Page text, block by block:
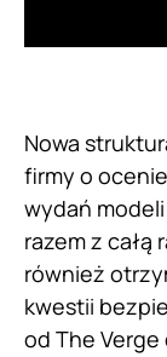
Nowa
firmy o
wydań
razem z całą
również
kwestii
od The